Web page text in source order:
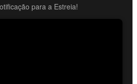
para a Estreia!